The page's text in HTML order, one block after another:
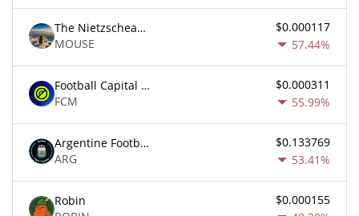
The Nietzschean Mouse
MOUSE
$0.000117
57.44%
Football Capital Markets
FCM
$0.000311
55.99%
Argentine Football Association Fan Token
ARG
$0.133769
53.41%
Robin
$0.000155